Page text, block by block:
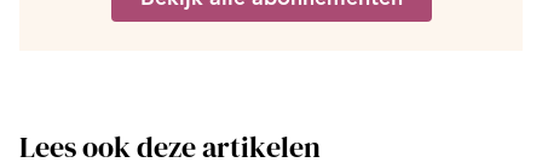
Lees ook deze artikelen